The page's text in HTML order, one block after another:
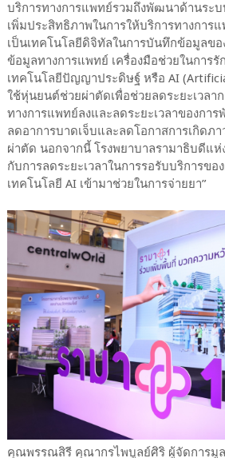
บริการทางการแพทย์รวมถึงพัฒนาด้านระบ
เพิ่มประสิทธิภาพในการให้บริการทางการ
เป็นเทคโนโลยีดิจิทัลในการบันทึกข้อมูลข
ข้อมูลทางการแพทย์ เครื่องมือช่วยในการ
เทคโนโลยีปัญญาประดิษฐ์ หรือ AI
ใช้หุ่นยนต์ช่วยผ่าตัดเพื่อช่วยลดระยะเวลา
ทางการแพทย์ลงและลดระยะเวลาของกา
ลดอาการบาดเจ็บและลดโอกาสการเกิดภ
ผ่าตัด นอกจากนี้ โรงพยาบาลรามาธิบดีแ
กับการลดระยะเวลาในการรอรับบริการขอ
เทคโนโลยี AI เข้ามาช่วยในการจ่ายยา”
คุณพรรณสิรี คุณากรไพบูลย์ศิริ ผู้จัดการมูล